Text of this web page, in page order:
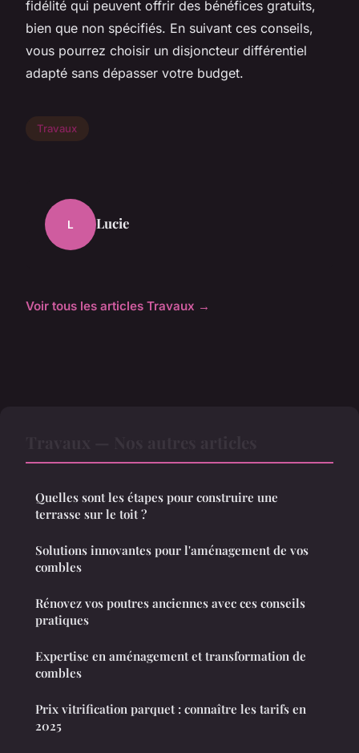
fidélité qui peuvent offrir des bénéfices gratuits,
bien que non spécifiés. En suivant ces conseils,
vous pourrez choisir un disjoncteur différentiel
adapté sans dépasser votre budget.
Travaux
L Lucie
Voir tous les articles Travaux →
Quelles sont les étapes pour construire une
terrasse sur le toit ?
Solutions innovantes pour l'aménagement de vos
combles
Rénovez vos poutres anciennes avec ces conseils
pratiques
Expertise en aménagement et transformation de
combles
Prix vitrification parquet : connaître les tarifs en
2025